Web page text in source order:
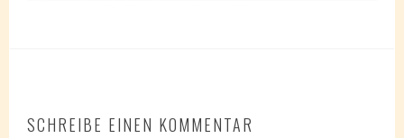
SCHREIBE EINEN KOMMENTAR